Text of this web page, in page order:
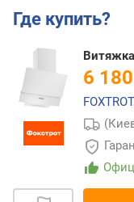
Где купить?
6 180